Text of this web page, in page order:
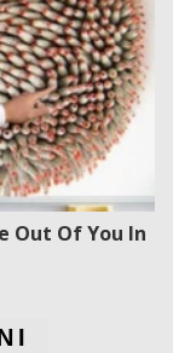
Out Of You In